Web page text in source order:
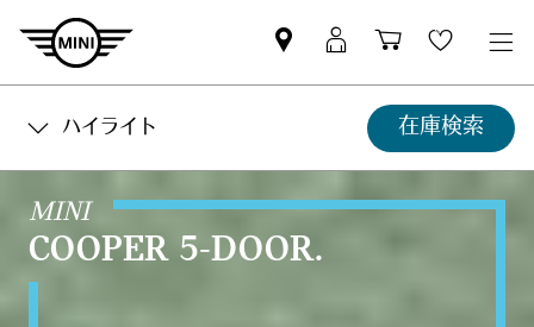
Mini
dealer
MyMini
login
Shopping
cart
Wishlist
ハイライト 在庫検索
MINI
COOPER 5-DOOR.